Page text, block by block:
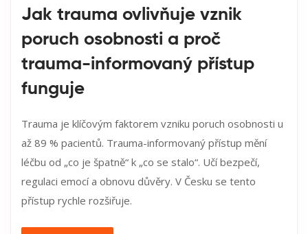
Jak trauma ovlivňuje vznik
poruch osobnosti a proč
trauma-informovaný přístup
funguje
Trauma je klíčovým faktorem vzniku poruch osobnosti u
až 89 % pacientů. Trauma-informovaný přístup mění
léčbu od „co je špatně“ k „co se stalo“. Učí bezpečí,
regulaci emocí a obnovu důvěry. V Česku se tento
přístup rychle rozšiřuje.